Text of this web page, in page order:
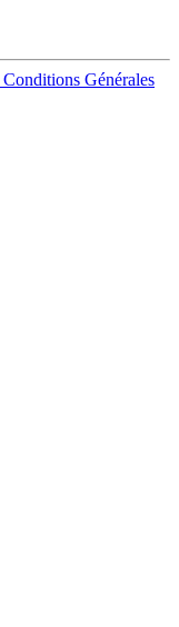
Conditions Générales